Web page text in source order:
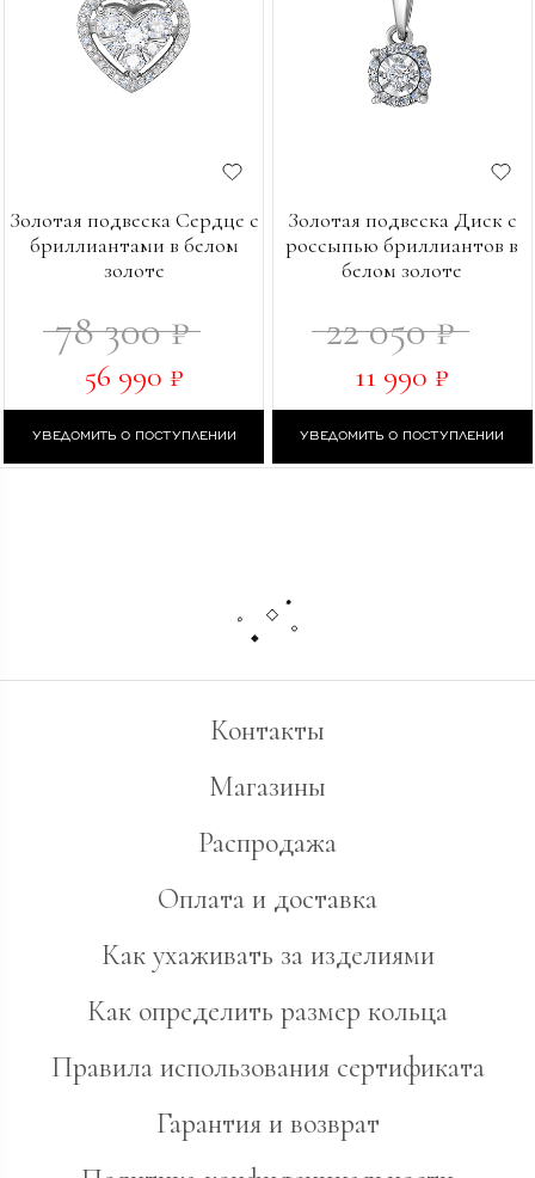
Золотая подвеска Сердце с
бриллиантами в белом
золоте
78 300 ₽
56 990 ₽
УВЕДОМИТЬ О ПОСТУПЛЕНИИ
Золотая подвеска Диск с
россыпью бриллиантов в
белом золоте
22 050 ₽
11 990 ₽
УВЕДОМИТЬ О ПОСТУПЛЕНИИ
Контакты
Магазины
Распродажа
Оплата и доставка
Как ухаживать за изделиями
Как определить размер кольца
Правила использования сертификата
Гарантия и возврат